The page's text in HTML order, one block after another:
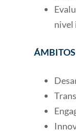
nivel
ÁMBITOS